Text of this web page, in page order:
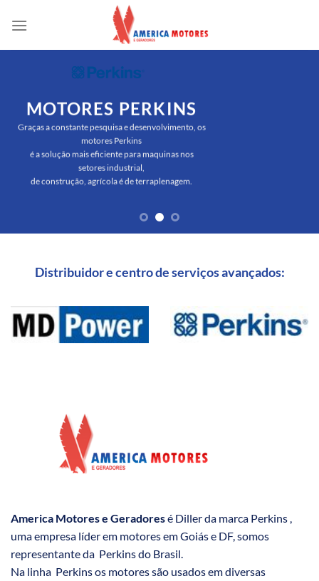
MOTORES PERKINS
Graças a constante pesquisa e desenvolvimento, os
motores Perkins
é a solução mais eficiente para maquinas nos
setores industrial,
de construção, agrícola é de terraplenagem.
Distribuidor e centro de serviços avançados:
America Motores e Geradoresé Diller da marca Perkins ,
uma empresa líder em motores em Goiás e DF, somos
representante da Perkins do Brasil.
Na linha Perkins os motores são usados em diversas